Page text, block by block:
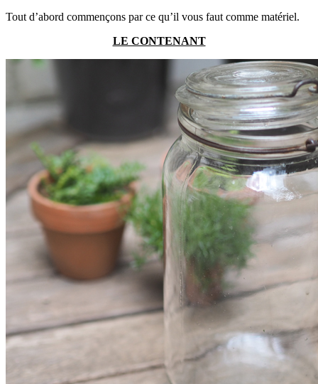
Tout d’abord commençons parce qu’il vous faut comme matériel.
LE CONTENANT